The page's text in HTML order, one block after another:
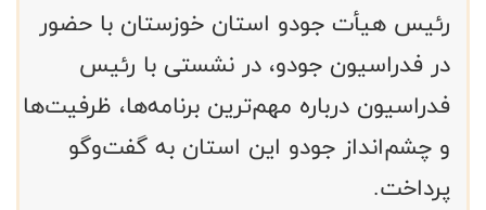
رئیس هیأت جودو استان خوزستان با حضور
در فدراسیون جودو، در نشستی با رئیس
فدراسیون درباره مهم‌ترین برنامه‌ها، ظرفیت‌ها
و چشم‌انداز جودو این استان به گفت‌وگو
پرداخت.